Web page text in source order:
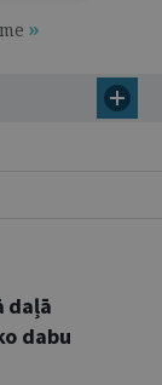
daļā
dabu